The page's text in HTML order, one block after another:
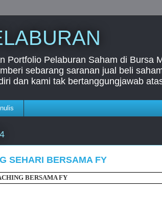
Portfolio Pelaburan Saham di Bursa
sebarang saranan jual beli
dan kami tak bertanggungjawab
SEHARI BERSAMA FY
BERSAMA FY